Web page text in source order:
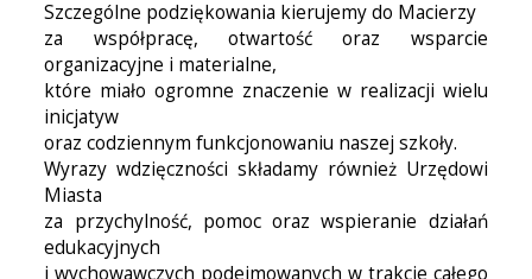
Szczególne podziękowania kierujemy do Macierzy
za współpracę, otwartość oraz wsparcie
organizacyjne i materialne,
które miało ogromne znaczenie w realizacji wielu
inicjatyw
oraz codziennym funkcjonowaniu naszej szkoły.
Wyrazy wdzięczności składamy również Urzędowi
Miasta
za przychylność, pomoc oraz wspieranie działań
edukacyjnych
i wychowawczych podejmowanych w trakcie całego